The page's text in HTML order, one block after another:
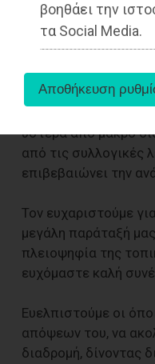
βοηθάει την
τα Social Media.
«Σεβόμαστε κάθε
δηλώνουμε ότι η
με ενότητα,
τόπο μας.
ύστερα από μακρό
από τις συλλογικές
επιβεβαιώνει την
Τον ευχαριστούμε
μεγάλη παράταξή
πλειοψηφία της
ευχόμαστε καλή
Ευελπιστούμε οι
απόψεων του, να
διαδρομή, δίνοντας